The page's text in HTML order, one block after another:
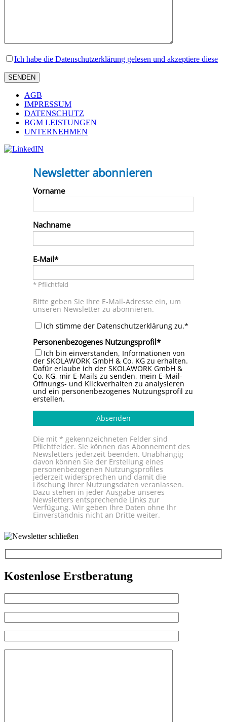
Ich habe die Datenschutzerklärung gelesen und akzeptiere diese
AGB
IMPRESSUM
DATENSCHUTZ
BGM LEISTUNGEN
UNTERNEHMEN
Newsletter abonnieren
Vorname
Nachname
E-Mail
* Pflichtfeld
Bitte geben Sie Ihre E-Mail-Adresse ein, um
unseren Newsletter zu abonnieren.
Ich stimme der Datenschutzerklärung zu.*
Personenbezogenes Nutzungsprofil
Ich bin einverstanden, Informationen von
der SKOLAWORK GmbH & Co. KG zu erhalten.
Dafür erlaube ich der SKOLAWORK GmbH &
Co. KG, mir E-Mails zu senden, mein E-Mail-
Öffnungs- und Klickverhalten zu analysieren
und ein personenbezogenes Nutzungsprofil zu
erstellen.
Absenden
Die mit * gekennzeichneten Felder sind
Pflichtfelder. Sie können das Abonnement des
Newsletters jederzeit beenden. Unabhängig
davon können Sie der Erstellung eines
personenbezogenen Nutzungsprofiles
jederzeit widersprechen und damit die
Löschung Ihrer Nutzungsdaten veranlassen.
Dazu stehen in jeder Ausgabe unseres
Newsletters entsprechende Links zur
Verfügung. Wir geben Ihre Daten ohne Ihr
Einverständnis nicht an Dritte weiter.
Kostenlose Erstberatung